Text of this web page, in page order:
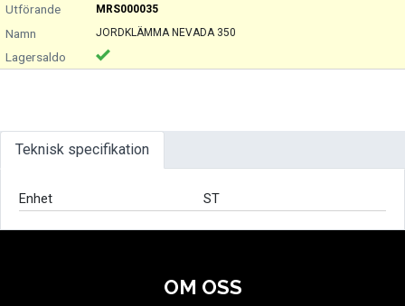
MRS000035
JORDKLÄMMA NEVADA 350
Teknisk specifikation
Enhet ST
OM OSS